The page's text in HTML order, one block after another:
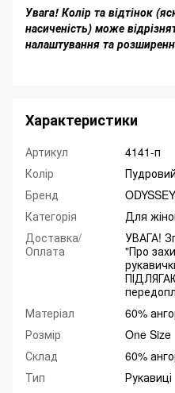
Увага! Колір та відтінок
насиченість) може
налаштування та
Характеристики
Артикул
4141-п
Колір
Пудровий
Бренд
ODYSSEY
Категорія
Для
Доставка/
Оплата
УВАГА!
"Про
Матеріал
60%
Розмір
One Size
Склад
60%
Тип
Рукавиці